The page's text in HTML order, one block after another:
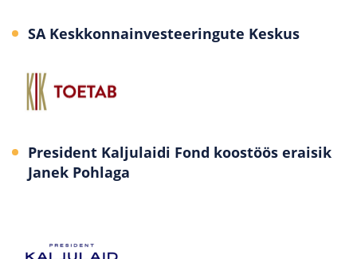
SA Keskkonnainvesteeringute Keskus
President Kaljulaidi Fond koostöös eraisik
Janek Pohlaga